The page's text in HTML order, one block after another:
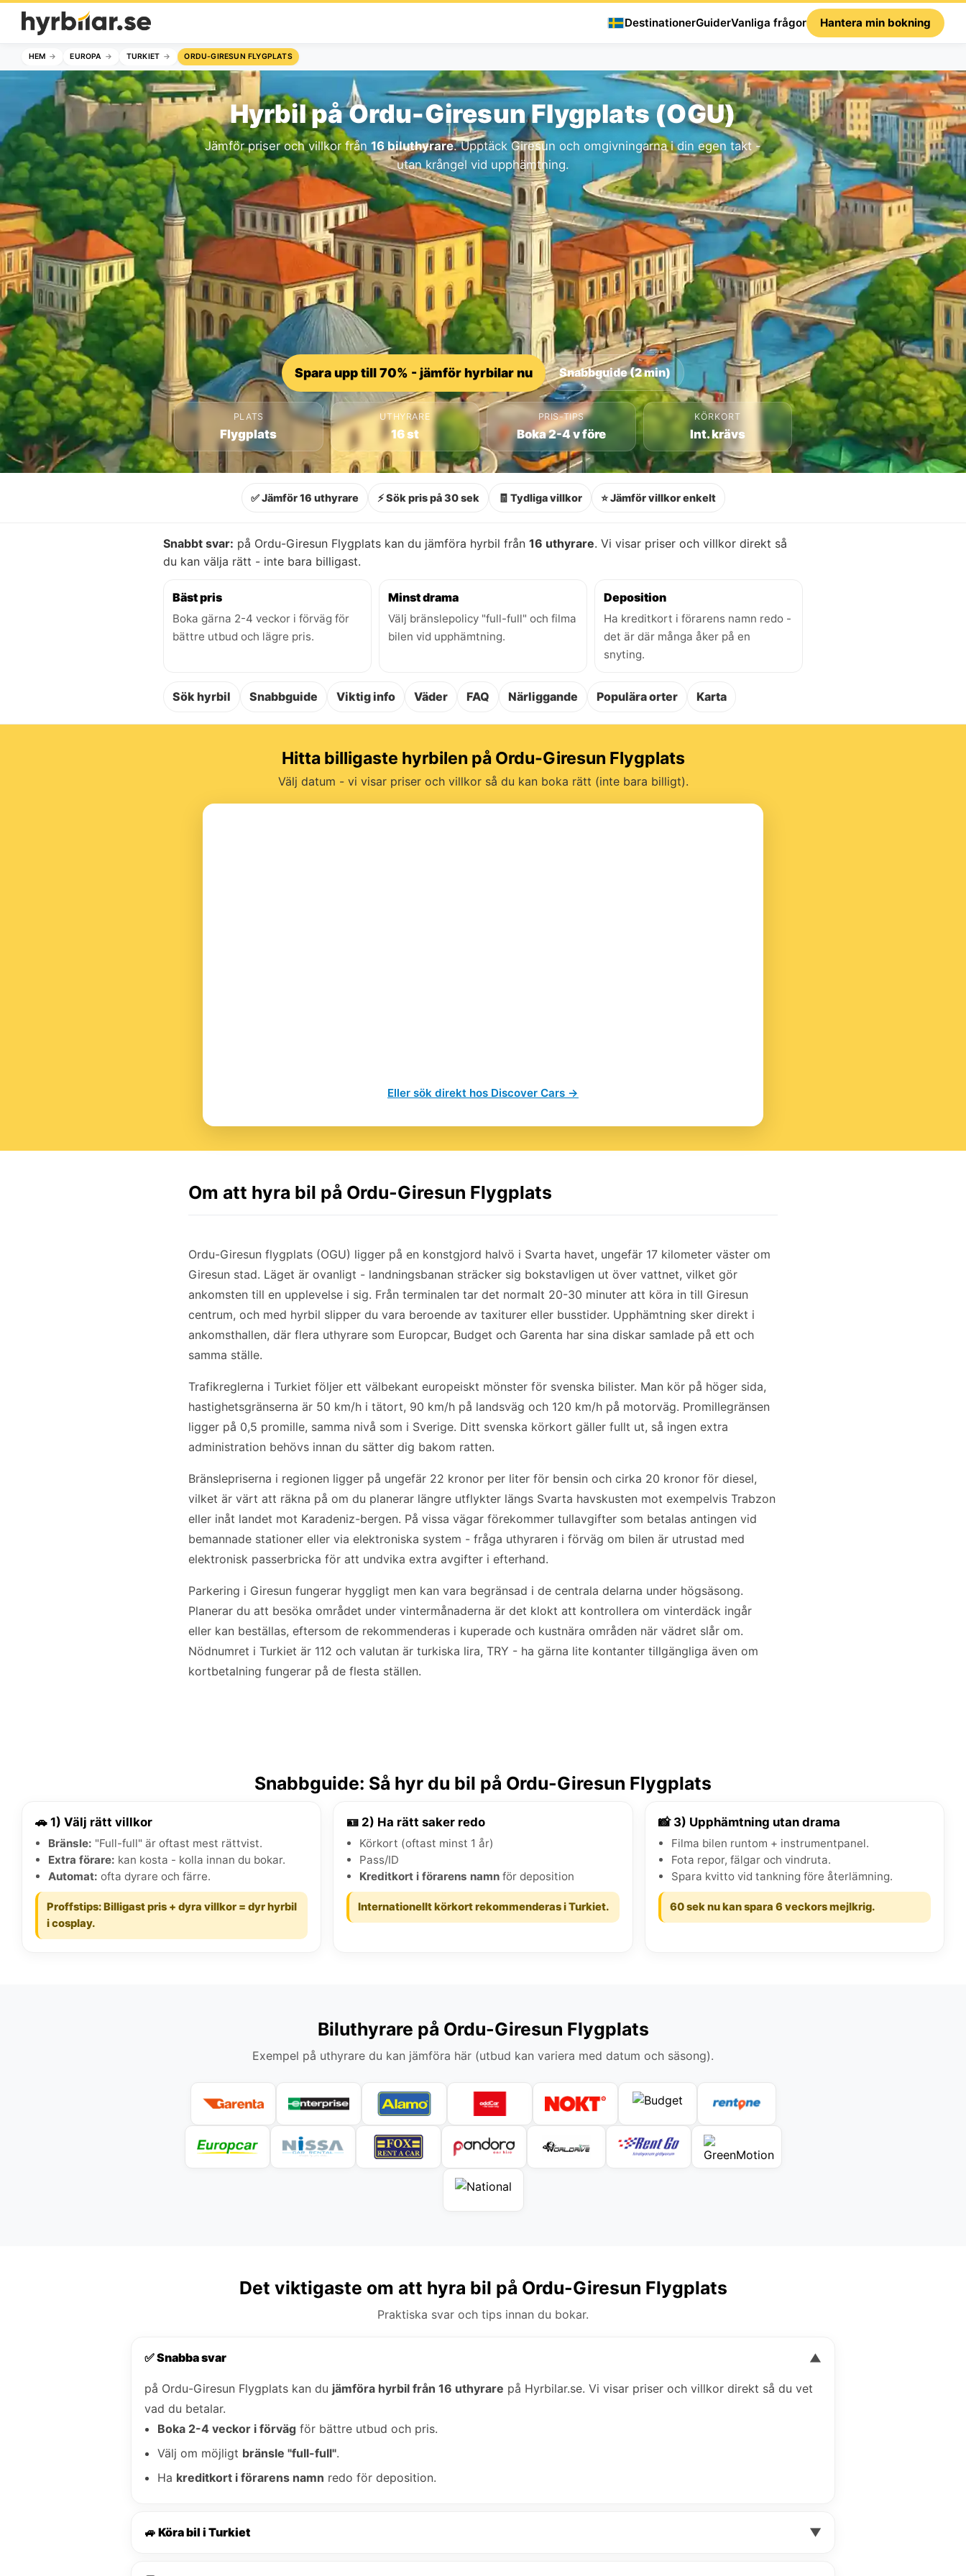
DestinationerGuiderVanliga frågor Hantera min bokning
HEM EUROPA TURKIET ORDU-GIRESUN FLYGPLATS
Hyrbil på Ordu-Giresun Flygplats (OGU)
Jämför priser och villkor från 16 biluthyrare. Upptäck Giresun och omgivningarna i din egen takt -
utan krångel vid upphämtning.
Spara upp till 70% - jämför hyrbilar nu Snabbguide (2 min)
PLATS
Flygplats
UTHYRARE
16 st
PRIS-TIPS
Boka 2-4 v före
KÖRKORT
Int. krävs
✅ Jämför 16 uthyrare ⚡ Sök pris på 30 sek 🧾 Tydliga villkor ⭐ Jämför villkor enkelt
Snabbt svar: på Ordu-Giresun Flygplats kan du jämföra hyrbil från 16 uthyrare. Vi visar priser och villkor direkt så
du kan välja rätt - inte bara billigast.
Bäst pris
Boka gärna 2-4 veckor i förväg för
bättre utbud och lägre pris.
Minst drama
Välj bränslepolicy "full-full" och filma
bilen vid upphämtning.
Deposition
Ha kreditkort i förarens namn redo -
det är där många åker på en
snyting.
Sök hyrbil Snabbguide Viktig info Väder FAQ Närliggande Populära orter Karta
Hitta billigaste hyrbilen på Ordu-Giresun Flygplats
Välj datum - vi visar priser och villkor så du kan boka rätt (inte bara billigt).
Eller sök direkt hos Discover Cars →
Om att hyra bil på Ordu-Giresun Flygplats
Ordu-Giresun flygplats (OGU) ligger på en konstgjord halvö i Svarta havet, ungefär 17 kilometer väster om
Giresun stad. Läget är ovanligt - landningsbanan sträcker sig bokstavligen ut över vattnet, vilket gör
ankomsten till en upplevelse i sig. Från terminalen tar det normalt 20-30 minuter att köra in till Giresun
centrum, och med hyrbil slipper du vara beroende av taxiturer eller busstider. Upphämtning sker direkt i
ankomsthallen, där flera uthyrare som Europcar, Budget och Garenta har sina diskar samlade på ett och
samma ställe.
Trafikreglerna i Turkiet följer ett välbekant europeiskt mönster för svenska bilister. Man kör på höger sida,
hastighetsgränserna är 50 km/h i tätort, 90 km/h på landsväg och 120 km/h på motorväg. Promillegränsen
ligger på 0,5 promille, samma nivå som i Sverige. Ditt svenska körkort gäller fullt ut, så ingen extra
administration behövs innan du sätter dig bakom ratten.
Bränslepriserna i regionen ligger på ungefär 22 kronor per liter för bensin och cirka 20 kronor för diesel,
vilket är värt att räkna på om du planerar längre utflykter längs Svarta havskusten mot exempelvis Trabzon
eller inåt landet mot Karadeniz-bergen. På vissa vägar förekommer tullavgifter som betalas antingen vid
bemannade stationer eller via elektroniska system - fråga uthyraren i förväg om bilen är utrustad med
elektronisk passerbricka för att undvika extra avgifter i efterhand.
Parkering i Giresun fungerar hyggligt men kan vara begränsad i de centrala delarna under högsäsong.
Planerar du att besöka området under vintermånaderna är det klokt att kontrollera om vinterdäck ingår
eller kan beställas, eftersom de rekommenderas i kuperade och kustnära områden när vädret slår om.
Nödnumret i Turkiet är 112 och valutan är turkiska lira, TRY - ha gärna lite kontanter tillgängliga även om
kortbetalning fungerar på de flesta ställen.
Snabbguide: Så hyr du bil på Ordu-Giresun Flygplats
🚗 1) Välj rätt villkor
Bränsle: "Full-full" är oftast mest rättvist.
Extra förare: kan kosta - kolla innan du bokar.
Automat: ofta dyrare och färre.
Proffstips: Billigast pris + dyra villkor = dyr hyrbil
i cosplay.
🪪 2) Ha rätt saker redo
Körkort (oftast minst 1 år)
Pass/ID
Kreditkort i förarens namn för deposition
Internationellt körkort rekommenderas i Turkiet.
📸 3) Upphämtning utan drama
Filma bilen runtom + instrumentpanel.
Fota repor, fälgar och vindruta.
Spara kvitto vid tankning före återlämning.
60 sek nu kan spara 6 veckors mejlkrig.
Biluthyrare på Ordu-Giresun Flygplats
Exempel på uthyrare du kan jämföra här (utbud kan variera med datum och säsong).
Det viktigaste om att hyra bil på Ordu-Giresun Flygplats
Praktiska svar och tips innan du bokar.
✅ Snabba svar ▼
på Ordu-Giresun Flygplats kan du jämföra hyrbil från 16 uthyrare på Hyrbilar.se. Vi visar priser och villkor direkt så du vet
vad du betalar.
Boka 2-4 veckor i förväg för bättre utbud och pris.
Välj om möjligt bränsle "full-full".
Ha kreditkort i förarens namn redo för deposition.
🚙 Köra bil i Turkiet ▼